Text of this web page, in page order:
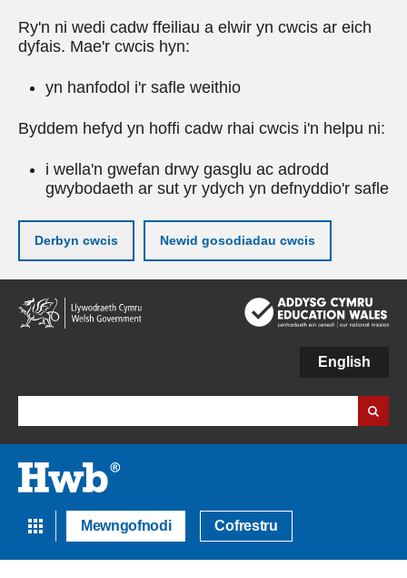
Ry'n ni wedi cadw ffeiliau a elwir yn cwcis ar eich
dyfais. Mae'r cwcis hyn:
yn hanfodol i'r safle weithio
Byddem hefyd yn hoffi cadw rhai cwcis i'n helpu ni:
i wella'n gwefan drwy gasglu ac adrodd
gwybodaeth ar sut yr ydych yn defnyddio'r safle
Derbyn cwcis Newid gosodiadau cwcis
Neidio
i'r
prif
English
Mewngofnodi Cofrestru